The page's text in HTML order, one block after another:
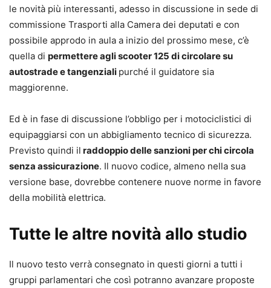
le novità più interessanti, adesso in discussione in sede di
commissione Trasporti alla Camera dei deputati e con
possibile approdo in aula a inizio del prossimo mese, c’è
quella di permettere agli scooter 125 di circolare su
autostrade e tangenziali purché il guidatore sia
maggiorenne.
Ed è in fase di discussione l’obbligo per i motociclistici di
equipaggiarsi con un abbigliamento tecnico di sicurezza.
Previsto quindi il raddoppio delle sanzioni per chi circola
senza assicurazione. Il nuovo codice, almeno nella sua
versione base, dovrebbe contenere nuove norme in favore
della mobilità elettrica.
Tutte le altre novità allo studio
Il nuovo testo verrà consegnato in questi giorni a tutti i
gruppi parlamentari che così potranno avanzare proposte